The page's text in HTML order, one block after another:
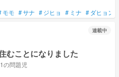
モモ #サナ #ジヒョ # ミナ #ダヒョン
連載中
むことになりました
の問題児